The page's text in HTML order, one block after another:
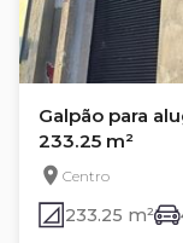
Galpão para
233.25 m²
Centro
233.25 m²